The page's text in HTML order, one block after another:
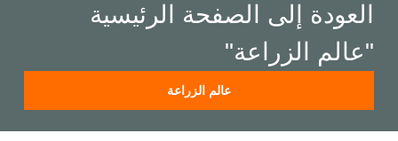
العودة إلى الصفحة الرئيسية
"عالم الزراعة"
عالم الزراعة